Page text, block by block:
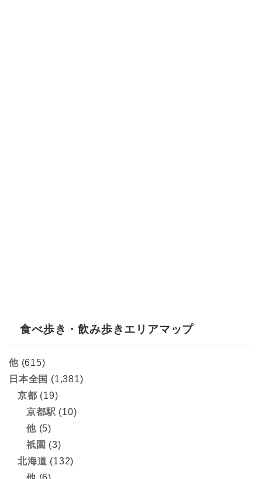
食べ歩き・飲み歩きエリアマップ
他(615)
日本全国 (1,381)
京都 (19)
京都駅 (10)
他(5)
祇園 (3)
北海道 (132)